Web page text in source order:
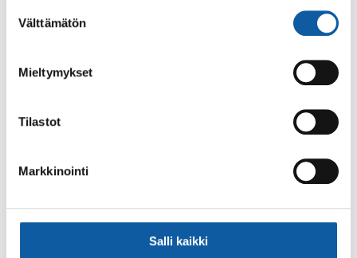
valinta
Välttämätön
Mieltymykset
Tilastot
Markkinointi
Salli kaikki